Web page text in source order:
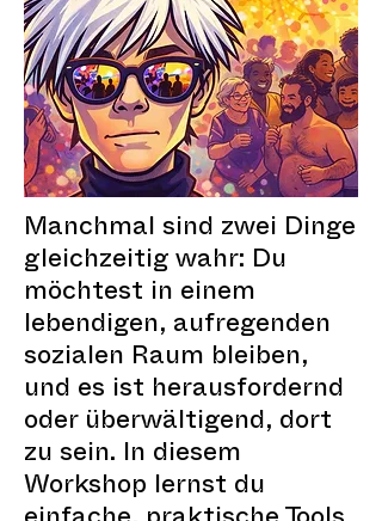
Manchmal sind zwei Dinge
gleichzeitig wahr: Du
möchtest in einem
lebendigen, aufregenden
sozialen Raum bleiben,
und es ist herausfordernd
oder überwältigend, dort
zu sein. In diesem
Workshop lernst du